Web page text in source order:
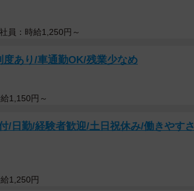
員：時給1,250円～
あり/車通勤OK/残業少なめ
1,150円～
/日勤/経験者歓迎/土日祝休み/働きやすさ
1,250円